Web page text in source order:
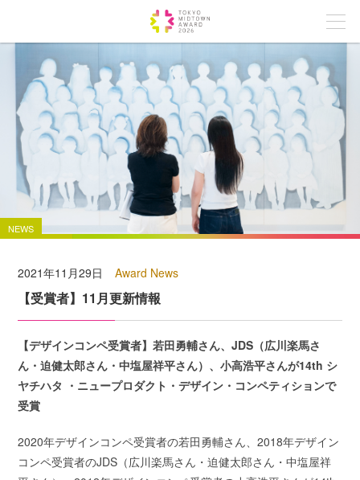
NEWS
2021年11月29日 Award News
【受賞者】11月更新情報
【デザインコンペ受賞者】若田勇輔さん、JDS（広川楽馬さ
ん・迫健太郎さん・中塩屋祥平さん）、小高浩平さんが14th シ
ヤチハタ ・ニュープロダクト・デザイン・コンペティションで
受賞
2020年デザインコンペ受賞者の若田勇輔さん、2018年デザイン
コンペ受賞者のJDS（広川楽馬さん・迫健太郎さん・中塩屋祥